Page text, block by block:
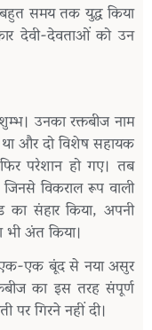
समय तक युद्ध किया
देवी-देवताओं को उन
उनका रक्तबीज नाम
और दो विशेष सहायक
परेशान हो गए। तब
विकराल रूप वाली
संहार किया, अपनी
भी अंत किया।
एक-एक बूंद से नया असुर
का इस तरह संपूर्ण
गिरने नहीं दी।